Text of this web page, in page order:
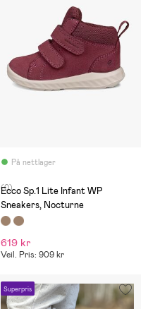
På nettlager
(0)
Ecco Sp.1 Lite Infant WP
Sneakers, Nocturne
619 kr
Veil. Pris: 909 kr
Superpris